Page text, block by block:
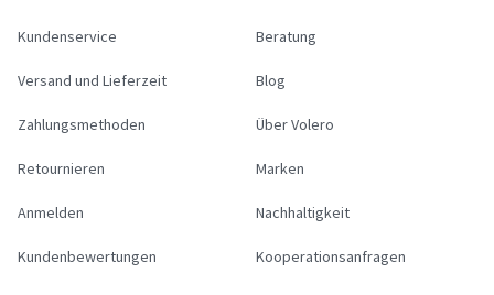
Kundenservice
Versand und Lieferzeit
Zahlungsmethoden
Retournieren
Anmelden
Kundenbewertungen
Beratung
Blog
Über Volero
Marken
Nachhaltigkeit
Kooperationsanfragen